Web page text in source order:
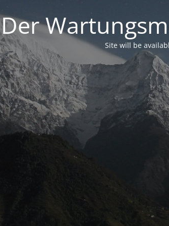
Der
Site will be